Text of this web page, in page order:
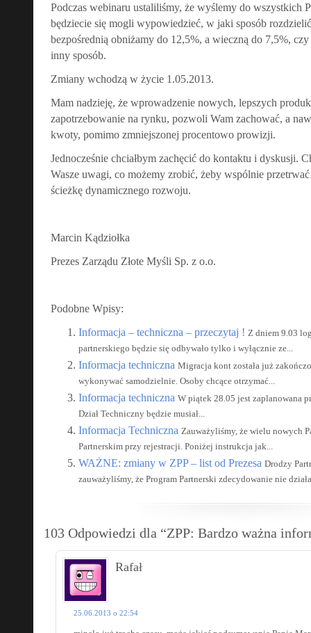
Podczas webinaru ustaliliśmy, że wyślemy do wszystkich
będziecie się mogli wypowiedzieć, w jaki sposób
bezpośrednią obniżamy do 12,5%, a wieczną do 7,5%,
inny sposób.
Zmiany wchodzą w życie 1.05.2013.
Mam nadzieję, że wprowadzenie nowych, lepszych
zapotrzebowanie na rynku, pozwoli Wam zachować, a
kwoty, pomimo zmniejszonej procentowo prowizji.
Jednocześnie chciałbym zachęcić do kontaktu i dyskusji.
Wasze uwagi, co możemy zrobić, żeby wspólnie
ścieżkę dynamicznego rozwoju.
Marcin Kądziołka
Prezes Zarządu Złote Myśli Sp. z o.o.
Podobne Wpisy:
Informacja – techniczna – przeczytaj ! Z dniem 9.03
partnerskiego będzie się odbywało tylko i wyłącznie ze...
Informacja techniczna Migracja kont została już
wykonywać samodzielnie. Osoby chcące otrzymać...
Informacja techniczna W piątek 28.05 jest zaplanowana
Dział Techniczny będzie musiał...
Informacja Techniczna Zauważyliśmy, że wielu nowych
Partnerskim przy rejestracji. Poniżej instrukcja jak...
WAŻNE: zmiany w ZPP – list od Prezesa Drodzy
zauważyliśmy, że Program Partnerski zdecydowanie nie
103 Odpowiedzi dla “ZPP: Bardzo ważna
Rafał
25.06.2013 o 22:54